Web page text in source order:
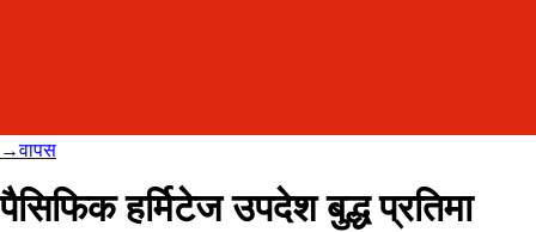
→वापस
पैसिफिक हर्मिटेज उपदेश बुद्ध प्रतिमा